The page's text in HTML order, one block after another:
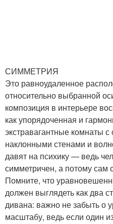
СИММЕТРИЯ
Это равноудаленное
относительно выбранной
композиция в интерьере
как упорядоченная и
экстравагантные комнаты
наклонными стенами и
давят на психику — ведь
симметричен, а потому сам
Помните, что
должен выглядеть как два
дивана: важно не забыть о
масштабу, ведь если один